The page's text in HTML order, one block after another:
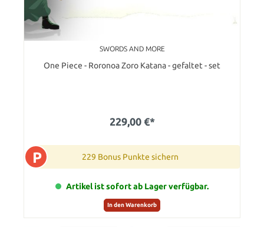
SWORDS AND MORE
One Piece - Roronoa Zoro Katana - gefaltet - set
229,00 €*
P 229 Bonus Punkte sichern
Artikel ist sofort ab Lager verfügbar.
In den Warenkorb